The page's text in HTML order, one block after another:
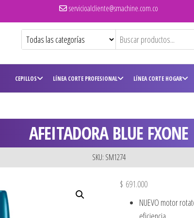
servicioalcliente@smachine.com.co
CEPILLOS LÍNEA CORTE PROFESIONAL LÍNEA CORTE HOGAR
AFEITADORA BLUE FXONE
SKU: SM1274
$ 691.000
NUEVO motor